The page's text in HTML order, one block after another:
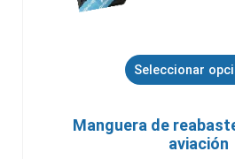
Seleccionar
Manguera de
aviación